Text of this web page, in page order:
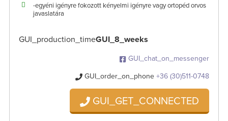
-egyéni igényre fokozott kényelmi igényre vagy ortopéd orvos
javaslatára
GUI_production_timeGUI_8_weeks
GUI_chat_on_messenger
GUI_order_on_phone+36 (30)511-0748
GUI_GET_CONNECTED